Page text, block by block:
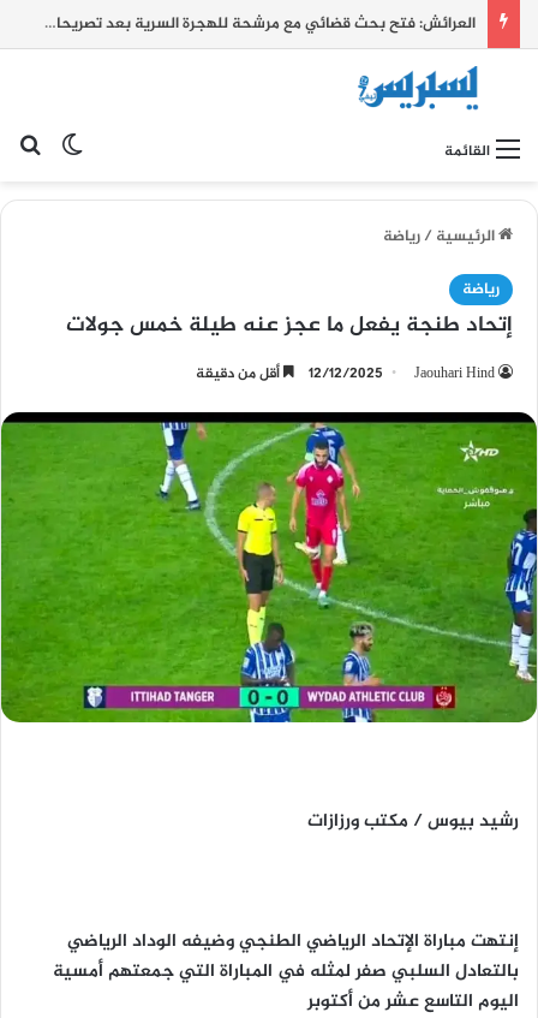
العرائش: فتح بحث قضائي مع مرشحة للهجرة السرية بعد تصريحات زائفة واتهامات كيدية بشأن أحداث الفنيدق وسبتة
القائمة
الرئيسية/رياضة
رياضة
إتحاد طنجة يفعل ما عجز عنه طيلة خمس جولات
Jaouhari Hind
12/12/2025 أقل من دقيقة
رشيد بيوس / مكتب ورزازات
إنتهت مباراة الإتحاد الرياضي الطنجي وضيفه الوداد الرياضي
بالتعادل السلبي صفر لمثله في المباراة التي جمعتهم أمسية
اليوم التاسع عشر من أكتوبر